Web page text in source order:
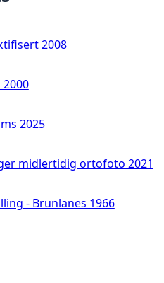
2008
2025
midlertidig ortofoto 2021
- Brunlanes 1966